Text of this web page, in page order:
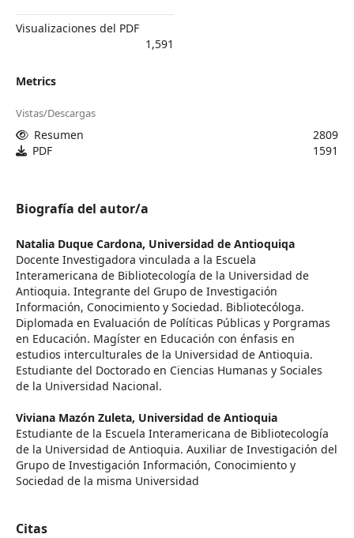
Visualizaciones del PDF
1,591
Metrics
Vistas/Descargas
Resumen
2809
PDF
1591
Biografía del autor/a
Natalia Duque Cardona, Universidad de Antioquiqa
Docente Investigadora vinculada a la Escuela
Interamericana de Bibliotecología de la Universidad de
Antioquia. Integrante del Grupo de Investigación
Información, Conocimiento y Sociedad. Bibliotecóloga.
Diplomada en Evaluación de Políticas Públicas y Porgramas
en Educación. Magíster en Educación con énfasis en
estudios interculturales de la Universidad de Antioquia.
Estudiante del Doctorado en Ciencias Humanas y Sociales
de la Universidad Nacional.
Viviana Mazón Zuleta, Universidad de Antioquia
Estudiante de la Escuela Interamericana de Bibliotecología
de la Universidad de Antioquia. Auxiliar de Investigación del
Grupo de Investigación Información, Conocimiento y
Sociedad de la misma Universidad
Citas